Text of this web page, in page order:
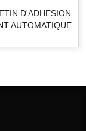
D'ADHESION
AUTOMATIQUE